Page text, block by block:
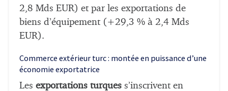
2,8 Mds EUR) et par les exportations de
biens d’équipement (+29,3 % à 2,4 Mds
EUR).
Commerce extérieur turc : montée en puissance d’une
économie exportatrice
Les exportations turques s’inscrivent en